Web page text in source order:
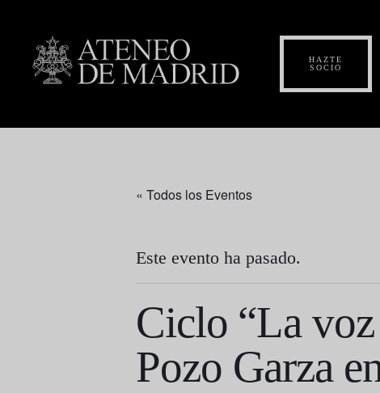
HAZTE
SOCIO
« Todos los Eventos
Este evento ha pasado.
Ciclo “La
Pozo Garza